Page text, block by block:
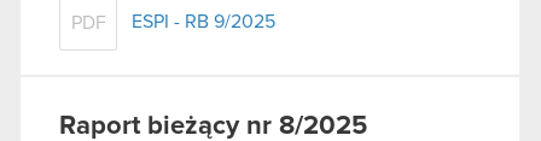
PDF ESPI - RB 9/2025
Raport bieżący nr 8/2025